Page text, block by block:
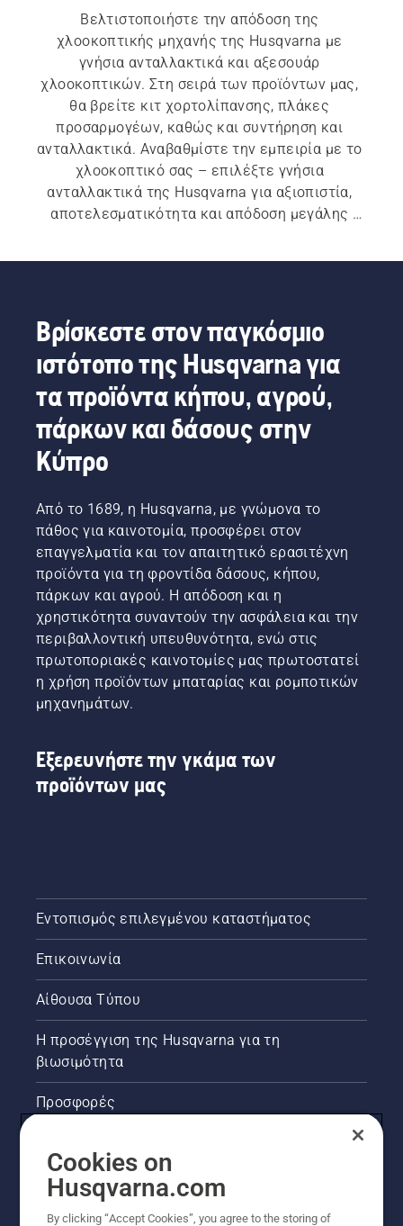
Βελτιστοποιήστε την απόδοση της
χλοοκοπτικής μηχανής της Husqvarna με
γνήσια ανταλλακτικά και αξεσουάρ
χλοοκοπτικών. Στη σειρά των προϊόντων μας,
θα βρείτε κιτ χορτολίπανσης, πλάκες
προσαρμογέων, καθώς και συντήρηση και
ανταλλακτικά. Αναβαθμίστε την εμπειρία με το
χλοοκοπτικό σας – επιλέξτε γνήσια
ανταλλακτικά της Husqvarna για αξιοπιστία,
αποτελεσματικότητα και απόδοση μεγάλης
Βρίσκεστε στον παγκόσμιο
ιστότοπο της Husqvarna για
τα προϊόντα κήπου, αγρού,
πάρκων και δάσους στην
Κύπρο
Από το 1689, η Husqvarna, με γνώμονα το
πάθος για καινοτομία, προσφέρει στον
επαγγελματία και τον απαιτητικό ερασιτέχνη
προϊόντα για τη φροντίδα δάσους, κήπου,
πάρκων και αγρού. Η απόδοση και η
χρηστικότητα συναντούν την ασφάλεια και την
περιβαλλοντική υπευθυνότητα, ενώ στις
πρωτοποριακές καινοτομίες μας πρωτοστατεί
η χρήση προϊόντων μπαταρίας και ρομποτικών
μηχανημάτων.
Εξερευνήστε την γκάμα των
προϊόντων μας
Εντοπισμός επιλεγμένου καταστήματος
Επικοινωνία
Αίθουσα Τύπου
Η προσέγγιση της Husqvarna για τη
βιωσιμότητα
Προσφορές
Άλλοι ιστότοποι Husqvarna
Cookies on
Husqvarna.com
By clicking “Accept Cookies”, you agree to the storing of